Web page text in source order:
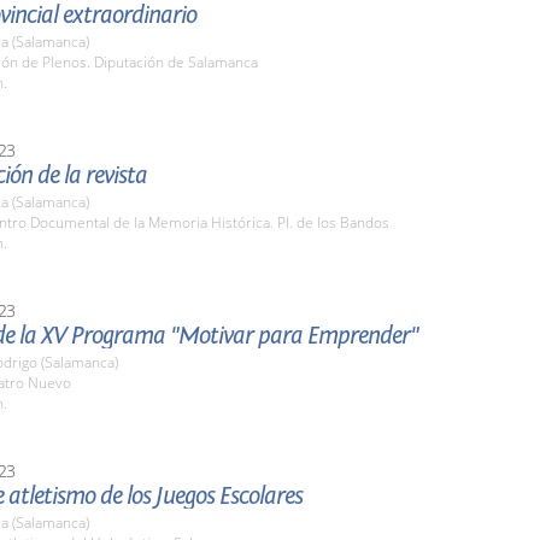
extraordinario
(Salamanca)
de Plenos. Diputación de Salamanca
de la revista
(Salamanca)
Documental de la Memoria Histórica. Pl. de los Bandos
la XV Programa "Motivar para Emprender"
(Salamanca)
Nuevo
atletismo de los Juegos Escolares
(Salamanca)